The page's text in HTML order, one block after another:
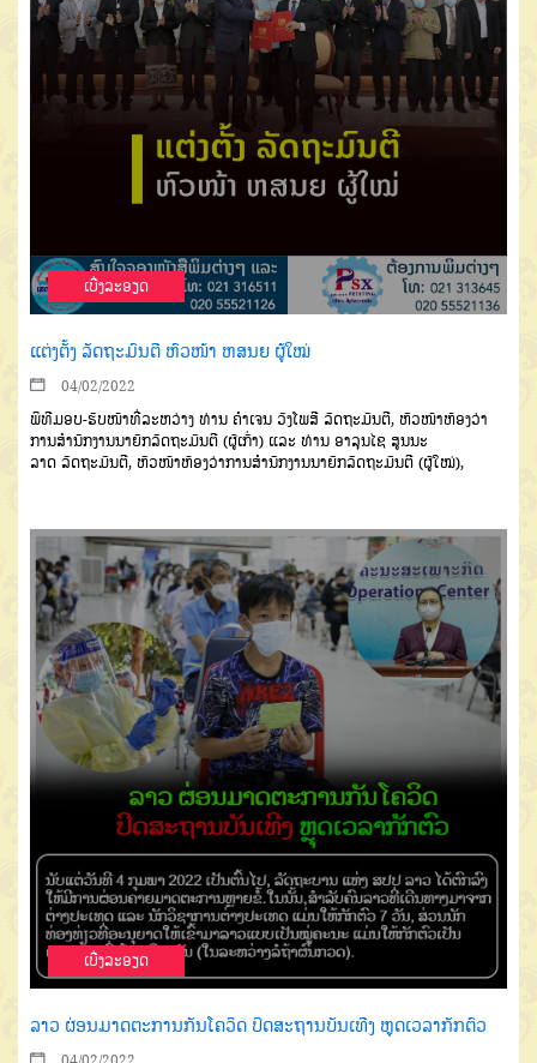
ເບີ່ງລະອຽດ
ແຕ່ງຕັ້ງ ລັດຖະມົນຕີ ຫົວໜ້າ ຫສນຍ ຜູ້ໃໝ່
04/02/2022
ພິທີມອບ-ຮັບໜ້າທີ່ລະຫວ່າງ ທ່ານ ຄຳເຈນ ວົງໂພສີ ລັດຖະມົນຕີ, ຫົວໜ້າຫ້ອງວ່າ
ການສຳນັກງານນາຍົກລັດຖະມົນຕີ (ຜູ້ເກົ່າ) ແລະ ທ່ານ ອາລຸນໄຊ ສູນນະ
ລາດ ລັດຖະມົນຕີ, ຫົວໜ້າຫ້ອງວ່າການສຳນັກງານນາຍົກລັດຖະມົນຕີ (ຜູ້ໃໝ່),
ເບີ່ງລະອຽດ
ລາວ ຜ່ອນມາດຕະການກັນໂຄວິດ ປິດສະຖານບັນເທີງ ຫຼຸດເວລາກັກຕົວ